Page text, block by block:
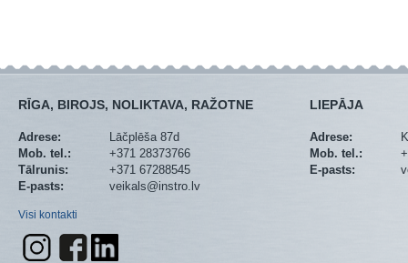
RĪGA, BIROJS, NOLIKTAVA, RAŽOTNE
Adrese:
Lāčplēša 87d
Mob. tel.:
+371 28373766
Tālrunis:
+371 67288545
E-pasts:
veikals@instro.lv
Visi kontakti
LIEPĀJA
Adrese:
Mob. tel.:
E-pasts: